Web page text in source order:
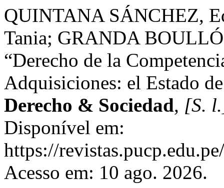
QUINTANA SÁNCHEZ,
Tania; GRANDA
“Derecho de la
Adquisiciones: el Estado
Derecho & Sociedad, [S.
Disponível em:
https://
Acesso em: 10 ago. 2026.